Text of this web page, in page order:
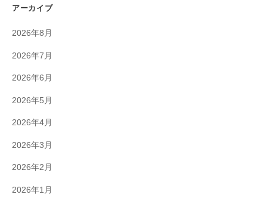
アーカイブ
2026年8月
2026年7月
2026年6月
2026年5月
2026年4月
2026年3月
2026年2月
2026年1月